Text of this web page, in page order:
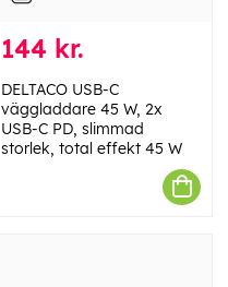
144 kr.
DELTACO USB-C
väggladdare 45 W, 2x
USB-C PD, slimmad
storlek, total effekt 45 W